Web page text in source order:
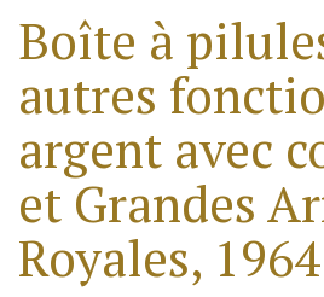
Boîte à
autres
argent avec
et Grandes
Royales,